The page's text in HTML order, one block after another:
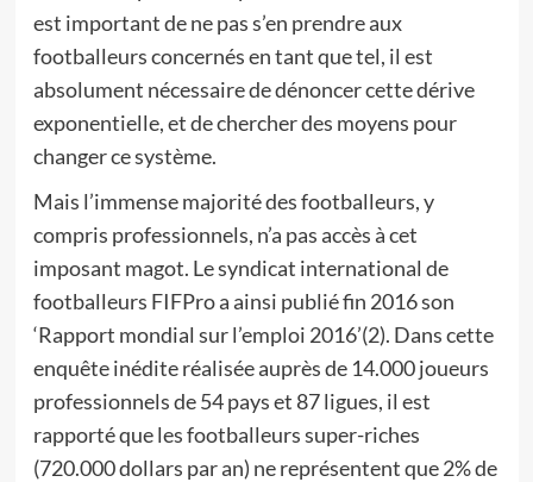
est important de ne pas s’en prendre aux
footballeurs concernés en tant que tel, il est
absolument nécessaire de dénoncer cette dérive
exponentielle, et de chercher des moyens pour
changer ce système.
Mais l’immense majorité des footballeurs, y
compris professionnels, n’a pas accès à cet
imposant magot. Le syndicat international de
footballeurs FIFPro a ainsi publié fin 2016 son
‘Rapport mondial sur l’emploi 2016’(2). Dans cette
enquête inédite réalisée auprès de 14.000 joueurs
professionnels de 54 pays et 87 ligues, il est
rapporté que les footballeurs super-riches
(720.000 dollars par an) ne représentent que 2% de